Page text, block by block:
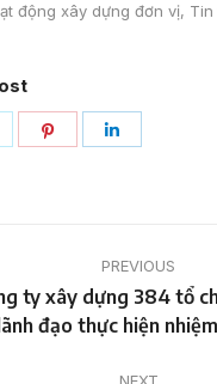
động xây dựng đơn vị,
Share
Share
PREVIOUS
Previous
post:
ty xây dựng 384 tổ
đạo thực hiện